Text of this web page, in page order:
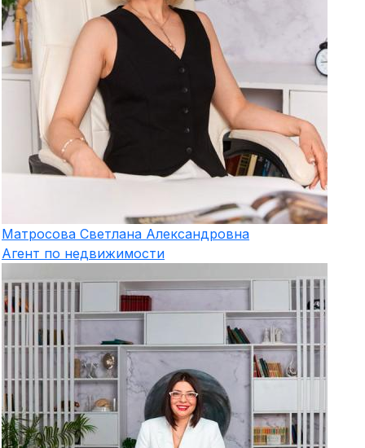
Матросова Светлана Александровна
Агент по недвижимости